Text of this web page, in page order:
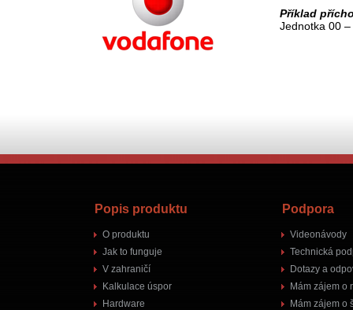
Příklad
Jednotka 00
Popis produktu
O produktu
Jak to funguje
V zahraničí
Kalkulace úspor
Hardware
Podpora
Videonávody
Technická
Dotazy a
Mám zájem o
Mám zájem o